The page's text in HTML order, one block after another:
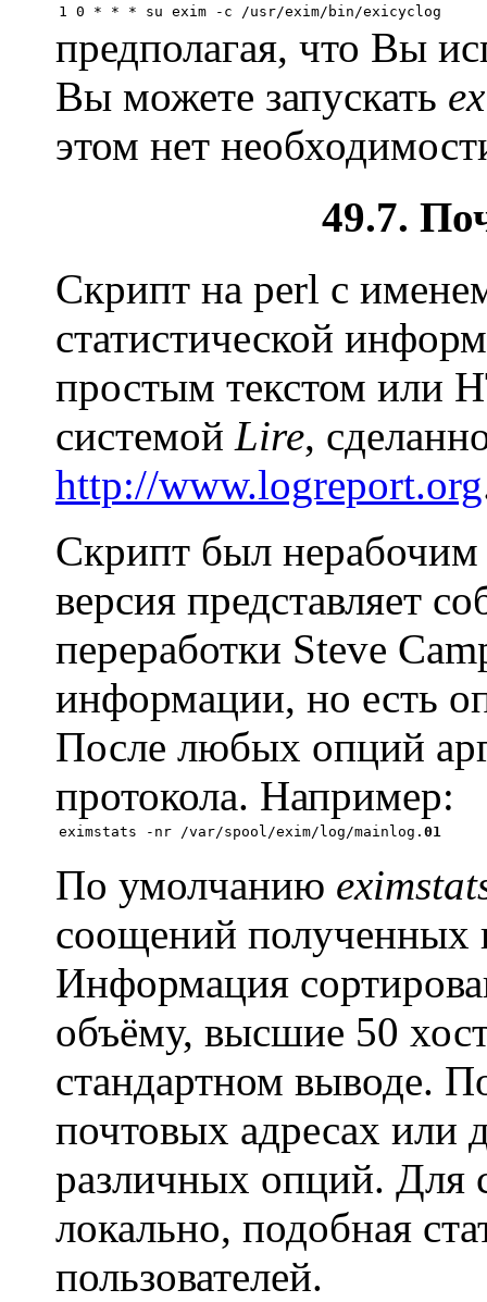
предполагая, что Вы
Вы можете запускать
этом нет
49.7.
Скрипт на perl с
статистической
простым текстом или
системой Lire,
http://www.logreport.org
Скрипт был нерабочим
версия представляет
переработки Steve
информации, но есть
После любых опций
протокола. Например:
eximstats -nr /var/spool/exim/log/mainlog. 01
По умолчанию
соощений полученных
Информация
объёму, высшие 50
стандартном выводе.
почтовых адресах
различных опций. Для
локально, подобная
пользователей.